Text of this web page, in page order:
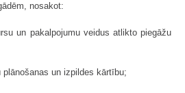
nosakot:
un pakalpojumu veidus atlikto piegāžu
plānošanas un izpildes kārtību;